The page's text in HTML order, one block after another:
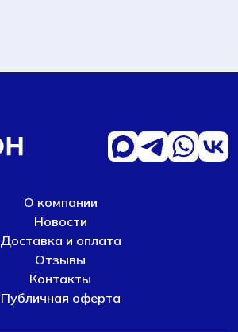
О компании
Новости
Доставка и оплата
Отзывы
Контакты
Публичная оферта